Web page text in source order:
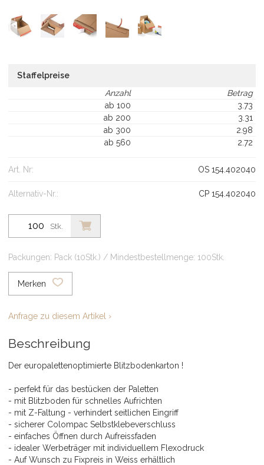
Staffelpreise
Anzahl
Betrag
ab 100
3.73
ab 200
3.31
ab 300
2.98
ab 560
2.72
Art. Nr: OS 154.402040
Alternativ-Nr.: CP 154.402040
Stk.
Packungen: Pack (10Stk.) / Mindestbestellmenge: 100Stk.
Merken
Anfrage zu diesem Artikel ›
Beschreibung
Der europalettenoptimierte Blitzbodenkarton !
- perfekt für das bestücken der Paletten
- mit Blitzboden für schnelles Aufrichten
- mit Z-Faltung - verhindert seitlichen Eingriff
- sicherer Colompac Selbstklebeverschluss
- einfaches Öffnen durch Aufreissfaden
- idealer Werbeträger mit individuellem Flexodruck
- Auf Wunsch zu Fixpreis in Weiss erhältlich